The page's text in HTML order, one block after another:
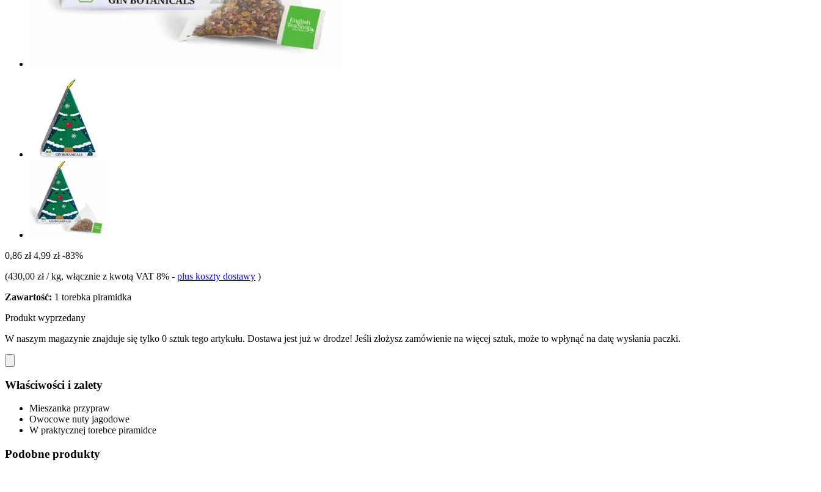
0,86 zł 4,99 zł -83%
(430,00 zł / kg, włącznie z kwotą VAT 8% - plus koszty dostawy )
Zawartość: 1 torebka piramidka
Produkt wyprzedany
W naszym magazynie znajduje się tylko 0 sztuk tego artykułu. Dostawa jest już w drodze! Jeśli złożysz zamówienie na więcej sztuk, może to wpłynąć na datę wysłania paczki.
Właściwości i zalety
Mieszanka przypraw
Owocowe nuty jagodowe
W praktycznej torebce piramidce
Podobne produkty